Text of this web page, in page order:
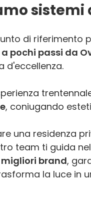
sistemi
di riferimento
pochi passi da
d'eccellenza.
, coniugando
una residenza
team ti guida
migliori brand,
la luce in